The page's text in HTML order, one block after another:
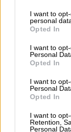
not limited to
grant or deny
use your data
consent section.
I want to
personal
Opted In
I want to
Personal
Opted In
I want to
Personal
Opted In
I want to
Retention,
Personal
την ιδέα και
Καθίσαμε
σκληρά για
Κανείς δεν
και αυτό
ενδιαφέρον
Στο μυαλό
με πολλούς